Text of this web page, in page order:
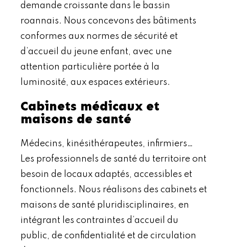
demande croissante dans le bassin
roannais. Nous concevons des bâtiments
conformes aux normes de sécurité et
d’accueil du jeune enfant, avec une
attention particulière portée à la
luminosité, aux espaces extérieurs.
Cabinets médicaux et
maisons de santé
Médecins, kinésithérapeutes, infirmiers…
Les professionnels de santé du territoire ont
besoin de locaux adaptés, accessibles et
fonctionnels. Nous réalisons des cabinets et
maisons de santé pluridisciplinaires, en
intégrant les contraintes d’accueil du
public, de confidentialité et de circulation